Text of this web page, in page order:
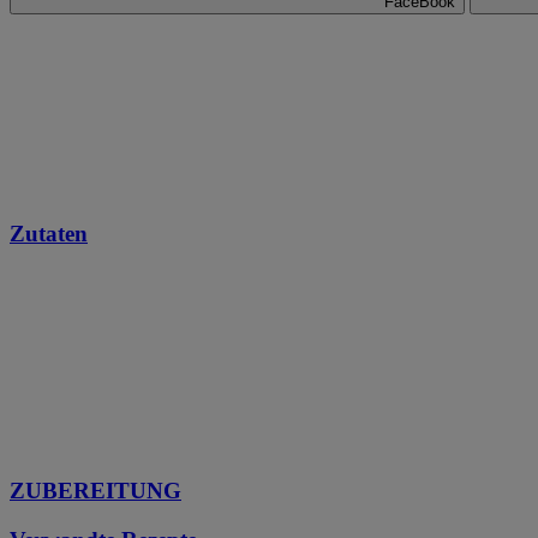
Zutaten
ZUBEREITUNG